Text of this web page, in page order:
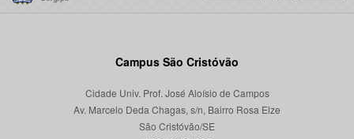
Campus São Cristóvão
Cidade Univ. Prof. José Aloísio de Campos
Av. Marcelo Deda Chagas, s/n, Bairro Rosa Elze
São Cristóvão/SE